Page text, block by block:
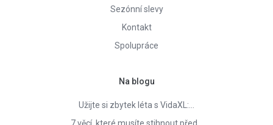
Sezónní slevy
Kontakt
Spolupráce
Na blogu
Užijte si zbytek léta s VidaXL:…